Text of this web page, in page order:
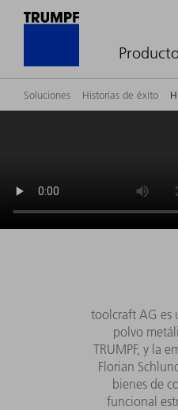
Soluciones Historias de éxito
toolcraft AG es
polvo
TRUMPF, y la
Florian
bienes de
funcional